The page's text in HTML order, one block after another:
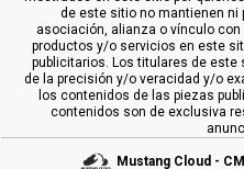
de este sitio no mantienen ni
asociación, alianza o vínculo
productos y/o servicios en este
publicitarios. Los titulares de
de la precisión y/o veracidad y/o
los contenidos de las piezas
contenidos son de exclusiva
Mustang Cloud -